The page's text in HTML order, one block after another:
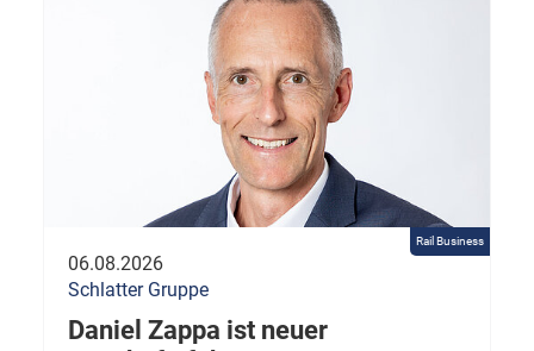
Rail Business
06.08.2026
Schlatter Gruppe
Daniel Zappa ist neuer